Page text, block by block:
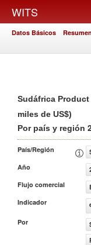
WITS
Datos Básicos Resumen
Sudáfrica
miles de US$)
Por país y región
País/Región
Año
Flujo comercial
Indicador
Por